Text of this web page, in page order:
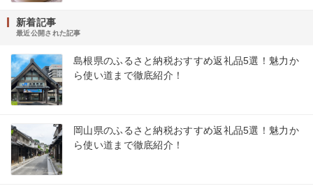
新着記事
最近公開された記事
島根県のふるさと納税おすすめ返礼品5選！魅力か
ら使い道まで徹底紹介！
岡山県のふるさと納税おすすめ返礼品5選！魅力か
ら使い道まで徹底紹介！